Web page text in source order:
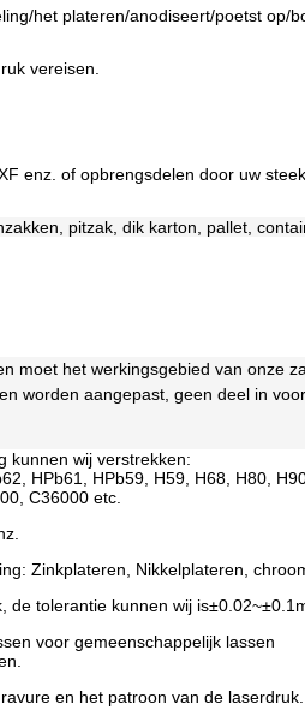
het plateren/anodiseert/poetst op/
vereisen.
enz. of opbrengsdelen door uw
pitzak, dik karton, pallet,
moet het werkingsgebied van onze
worden aangepast, geen deel in
kunnen wij verstrekken:
HPb61, HPb59, H59, H68, H80,
C36000 etc.
Zinkplateren, Nikkelplateren,
de tolerantie kunnen wij
voor gemeenschappelijk lassen
en het patroon van de laserdruk.